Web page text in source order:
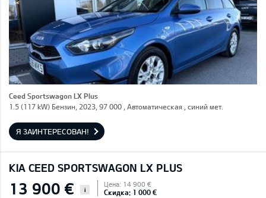
Ceed Sportswagon LX Plus
1.5 (117 kW) Бензин, 2023, 97 000 , Автоматическая , синий мет.
Я ЗАИНТЕРЕСОВАН!
KIA CEED SPORTSWAGON LX PLUS
13 900 € i
Цена: 14 900 €
Скидка: 1 000 €